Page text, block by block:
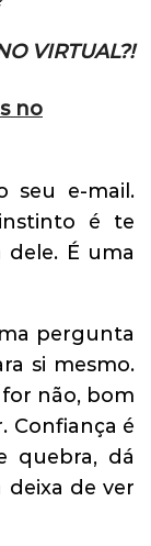
VIRTUAL?!
no
seu e-mail.
é te
É uma
pergunta
si mesmo.
for não, bom
Confiança é
quebra, dá
de ver